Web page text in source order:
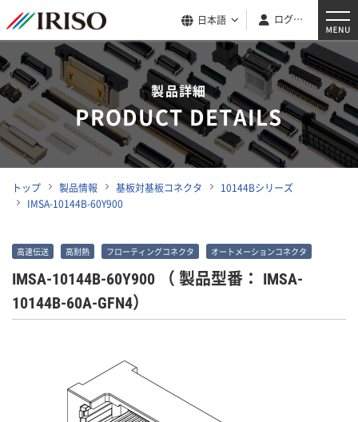
日本語 ログイン
製品詳細
PRODUCT DETAILS
トップ 製品情報 基板対基板コネクタ
10144Bシリーズ
IMSA-10144B-60Y900
高速伝送 高耐熱 フローティングコネクタ オートメーションコネクタ
IMSA-10144B-60Y900 （ 製品型番： IMSA-
10144B-60A-GFN4）